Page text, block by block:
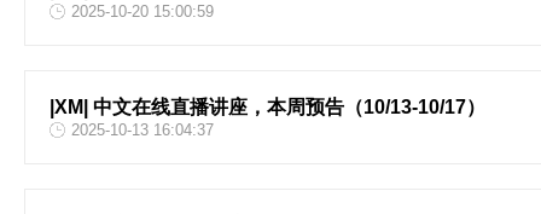
2025-10-20 15:00:59
|XM| 中文在线直播讲座，本周预告（10/13-10/17）
2025-10-13 16:04:37